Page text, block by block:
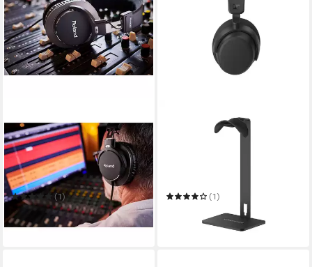
Roland RH-300 Studio-
Kopfhörer HiFi-Kopfhörer
Kabelgebunden Verbindung
0,30 kg Gewicht
Kein Bluetooth
Bluetooth
(1)
ab 182,52 €
16,67 € mtl. in 12 Raten
RS 275 TV-Kopfhörer Funk-
(1)
mtl. in 12 Raten
in 2-3 Werktagen bei dir